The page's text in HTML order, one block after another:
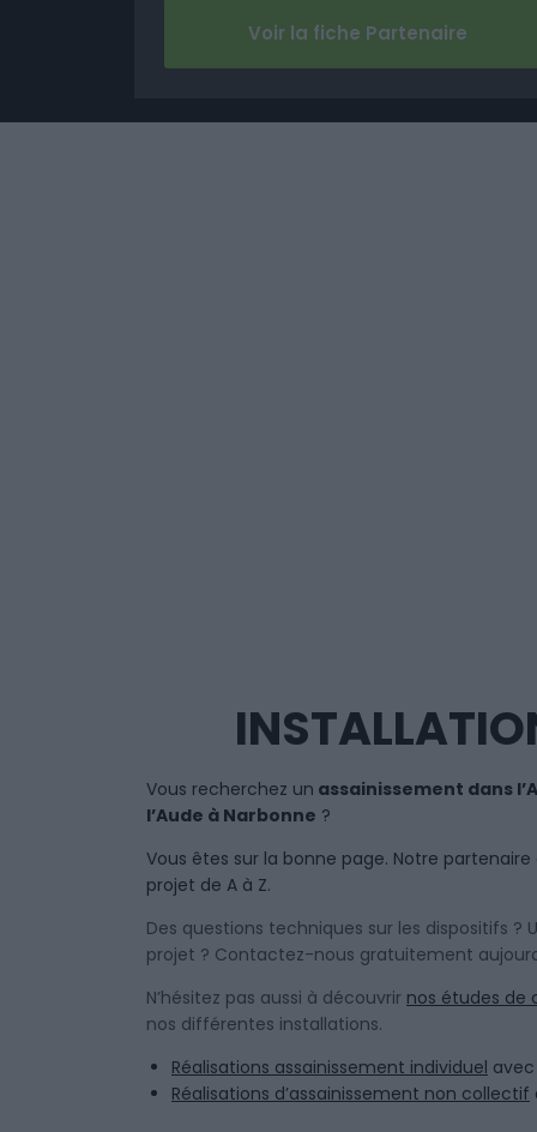
Voir la fiche Partenaire
Vous recherchez un assainissement dans
l’Aude à Narbonne ?
Vous êtes sur la bonne page. Notre
projet de A à Z.
Des questions techniques sur les dispositifs ?
projet ? Contactez-nous gratuitement
N’hésitez pas aussi à découvrir nos études de
nos différentes installations.
Réalisations assainissement individuel
Réalisations d’assainissement non collectif